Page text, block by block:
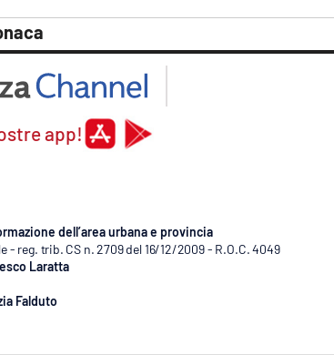
app!
dell’area urbana e provincia
- reg. trib. CS n. 2709 del 16/12/2009 - R.O.C. 4049
Laratta
Falduto